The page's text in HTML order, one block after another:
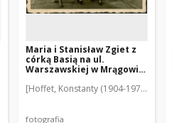
Maria i Stanisław Zgiet z
córką Basią na ul.
Warszawskiej w Mrągowie
[Hoffet, Konstanty (1904-1978)]
fotografia